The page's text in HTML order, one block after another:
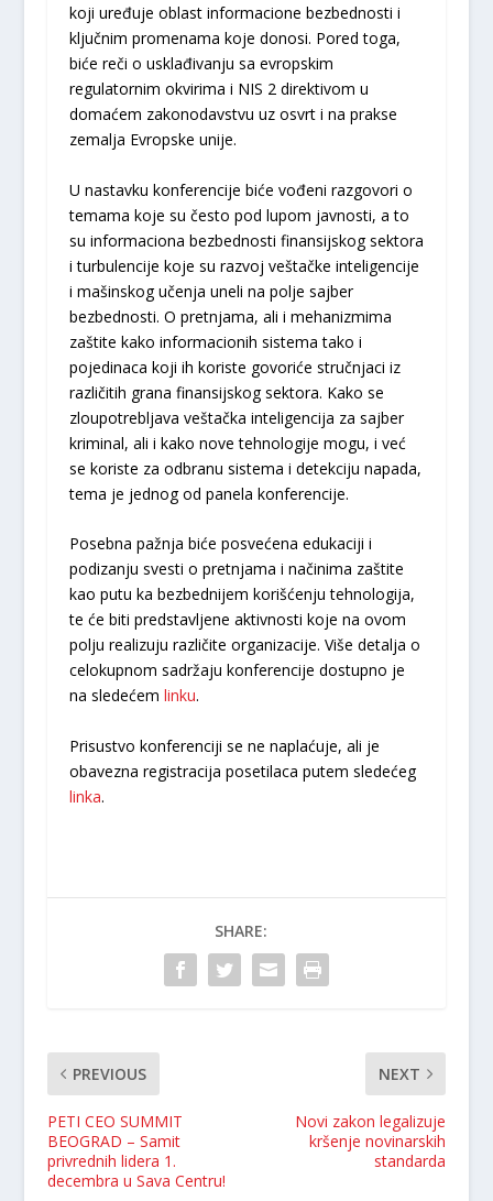
koji uređuje oblast informacione bezbednosti i
ključnim promenama koje donosi. Pored toga,
biće reči o usklađivanju sa evropskim
regulatornim okvirima i NIS 2 direktivom u
domaćem zakonodavstvu uz osvrt i na prakse
zemalja Evropske unije.
U nastavku konferencije biće vođeni razgovori o
temama koje su često pod lupom javnosti, a to
su informaciona bezbednosti finansijskog sektora
i turbulencije koje su razvoj veštačke inteligencije
i mašinskog učenja uneli na polje sajber
bezbednosti. O pretnjama, ali i mehanizmima
zaštite kako informacionih sistema tako i
pojedinaca koji ih koriste govoriće stručnjaci iz
različitih grana finansijskog sektora. Kako se
zloupotrebljava veštačka inteligencija za sajber
kriminal, ali i kako nove tehnologije mogu, i već
se koriste za odbranu sistema i detekciju napada,
tema je jednog od panela konferencije.
Posebna pažnja biće posvećena edukaciji i
podizanju svesti o pretnjama i načinima zaštite
kao putu ka bezbednijem korišćenju tehnologija,
te će biti predstavljene aktivnosti koje na ovom
polju realizuju različite organizacije. Više detalja o
celokupnom sadržaju konferencije dostupno je
na sledećem linku.
Prisustvo konferenciji se ne naplaćuje, ali je
obavezna registracija posetilaca putem sledećeg
linka.
SHARE:
PREVIOUS
PETI CEO SUMMIT
BEOGRAD – Samit
privrednih lidera 1.
decembra u Sava Centru!
NEXT
Novi zakon legalizuje
kršenje novinarskih
standarda